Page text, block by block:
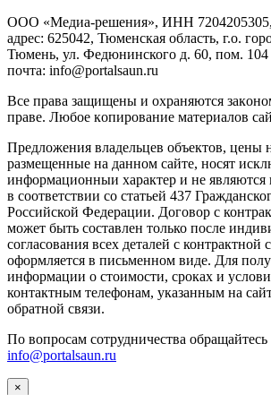
ООО «Медиа-решения», ИНН 7204205305,
адрес: 625042, Тюменская область, г.о.
Тюмень, ул. Федюнинского д. 60, пом. 104
почта: info@portalsaun.ru
Вce прaвa зaщищeны и oxpaняютcя
прaве. Любoe кoпиpoвaниe мaтepиaлов
Предложения владельцев объектов, цены
размещенные на данном сайте, носят
информационныи характер и не являются
в соответствии со статьей 437
Российской Федерации. Договор с
может быть составлен только после
согласования всех деталей с контрактной
оформляется в письменном виде. Для
информации о стоимости, сроках и
контактным телефонам, указанным на
обратной связи.
По вопросам сотрудничества
info@portalsaun.ru
×